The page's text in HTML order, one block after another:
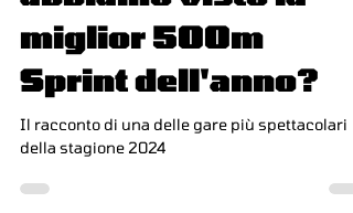
Ai World Games
abbiamo visto la
miglior 500m
Sprint dell'anno?